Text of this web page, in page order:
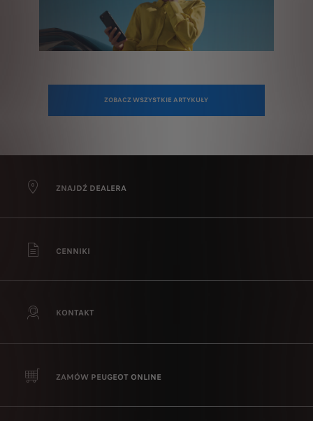
ZOBACZ WSZYSTKIE ARTYKUŁY
ZNAJDŹ DEALERA
CENNIKI
KONTAKT
ZAMÓW PEUGEOT ONLINE